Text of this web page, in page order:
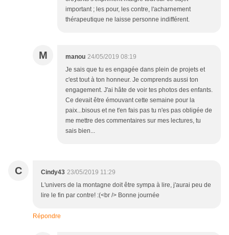
important ; les pour, les contre, l'acharnement
thérapeutique ne laisse personne indifférent.
M manou 24/05/2019 08:19
Je sais que tu es engagée dans plein de projets et
c'est tout à ton honneur. Je comprends aussi ton
engagement. J'ai hâte de voir tes photos des enfants.
Ce devait être émouvant cette semaine pour la
paix...bisous et ne t'en fais pas tu n'es pas obligée de
me mettre des commentaires sur mes lectures, tu
sais bien...
C Cindy43 23/05/2019 11:29
L'univers de la montagne doit être sympa à lire, j'aurai peu de
lire le fin par contre! :(<br /> Bonne journée
Répondre